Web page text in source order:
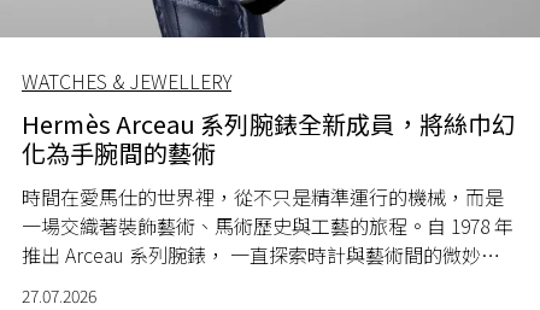
WATCHES & JEWELLERY
Hermès Arceau 系列腕錶全新成員，將絲巾幻
化為手腕間的藝術
時間在愛馬仕的世界裡，從不只是精準運行的機械，而是
一場交織著裝飾藝術、馬術歷史與工藝的旅程。自 1978 年
推出 Arceau 系列腕錶， 一直探索時計與藝術間的微妙關
27.07.2026